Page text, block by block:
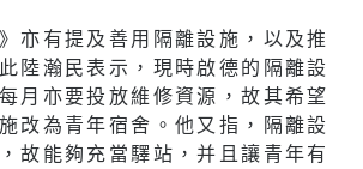
亦有提及善用隔離設施，以及推
陸瀚民表示，現時啟德的隔離設
月亦要投放維修資源，故其希望
改為青年宿舍。他又指，隔離設
故能夠充當驛站，并且讓青年有